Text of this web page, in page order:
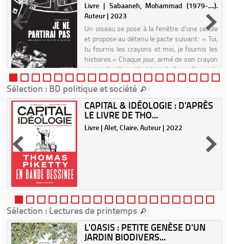
Livre | Sabaaneh, Mohammad (1979-....).
Auteur | 2023
Un oiseau se pose à la fenêtre d'une cellule
et propose au détenu le pacte suivant : « Toi,
tu fournis les crayons et moi, je fournis les
histoires.» Chaque jour, armé de son crayon
et de feuilles dérobées à l'enquêteur, le
prison...
Sélection : BD politique et société
CAPITAL & IDÉOLOGIE : D'APRÈS
LE LIVRE DE THO...
Livre | Alet, Claire. Auteur | 2022
Sélection : Lectures de printemps
L'OASIS : PETITE GENÈSE D'UN
JARDIN BIODIVERS...